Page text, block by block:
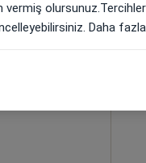
vermiş
Daha